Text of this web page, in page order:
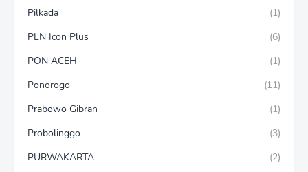
Pilkada
(1)
PLN Icon Plus
(6)
PON ACEH
(1)
Ponorogo
(11)
Prabowo Gibran
(1)
Probolinggo
(3)
PURWAKARTA
(2)